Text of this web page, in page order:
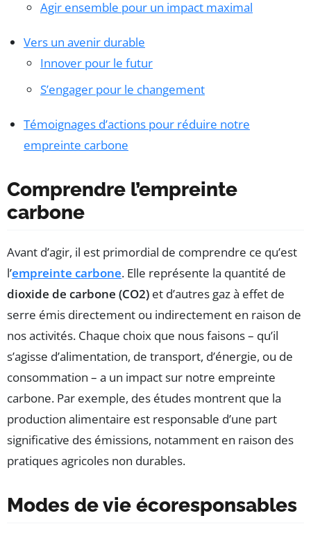
Agir ensemble pour un impact maximal
Vers un avenir durable
Innover pour le futur
S’engager pour le changement
Témoignages d’actions pour réduire notre
empreinte carbone
Comprendre l’empreinte
carbone
Avant d’agir, il est primordial de comprendre ce qu’est
l’empreinte carbone. Elle représente la quantité de
dioxide de carbone (CO2) et d’autres gaz à effet de
serre émis directement ou indirectement en raison de
nos activités. Chaque choix que nous faisons – qu’il
s’agisse d’alimentation, de transport, d’énergie, ou de
consommation – a un impact sur notre empreinte
carbone. Par exemple, des études montrent que la
production alimentaire est responsable d’une part
significative des émissions, notamment en raison des
pratiques agricoles non durables.
Modes de vie écoresponsables